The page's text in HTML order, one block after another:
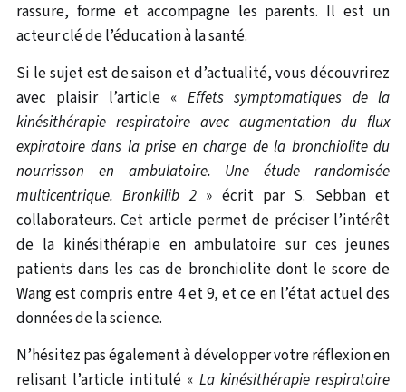
rassure, forme et accompagne les parents. Il est un
acteur clé de l’éducation à la santé.
Si le sujet est de saison et d’actualité, vous découvrirez
avec plaisir l’article « Effets symptomatiques de la
kinésithérapie respiratoire avec augmentation du flux
expiratoire dans la prise en charge de la bronchiolite du
nourrisson en ambulatoire. Une étude randomisée
multicentrique. Bronkilib 2» écrit par S. Sebban et
collaborateurs. Cet article permet de préciser l’intérêt
de la kinésithérapie en ambulatoire sur ces jeunes
patients dans les cas de bronchiolite dont le score de
Wang est compris entre 4 et 9, et ce en l’état actuel des
données de la science.
N’hésitez pas également à développer votre réflexion en
relisant l’article intitulé « La kinésithérapie respiratoire